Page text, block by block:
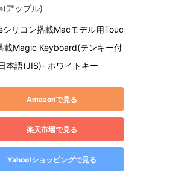
アップル)
シリコン搭載Macモデル用Touc
載Magic Keyboard(テンキー付
本語(JIS)- ホワイトキー
Amazonで見る
楽天市場で見る
Yahoo!ショッピングで見る